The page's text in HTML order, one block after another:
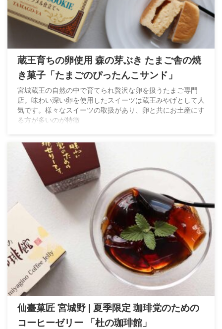
蔵王育ちの卵使用 森の芽ぶき たまご舎の焼
き菓子「たまごのぴったんこサンド」
宮城蔵王の自然の中で育てられ贅沢な卵を扱うたまご専門
店。味わい深い卵を使用したスイーツは蔵王みやげとして人
気です。様々なスイーツの取扱があり、卵と共にお土産にす
る方が多いのが特徴
仙臺菓匠 宮城野 | 夏季限定 珈琲党のための
コーヒーゼリー 「杜の珈琲館」